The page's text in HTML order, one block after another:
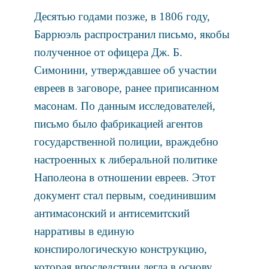
Десятью годами позже, в 1806 году,
Баррюэль распространил письмо, якобы
полученное от офицера Дж. Б.
Симонини, утверждавшее об участии
евреев в заговоре, ранее приписанном
масонам. По данным исследователей,
письмо было фабрикацией агентов
государственной полиции, враждебно
настроенных к либеральной политике
Наполеона в отношении евреев. Этот
документ стал первым, соединившим
антимасонский и антисемитский
нарративы в единую
конспирологическую конструкцию,